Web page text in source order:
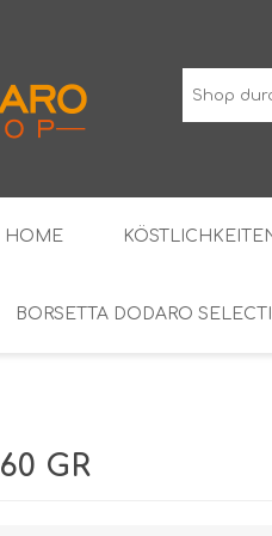
HOME
BORSETTA DODARO
GR